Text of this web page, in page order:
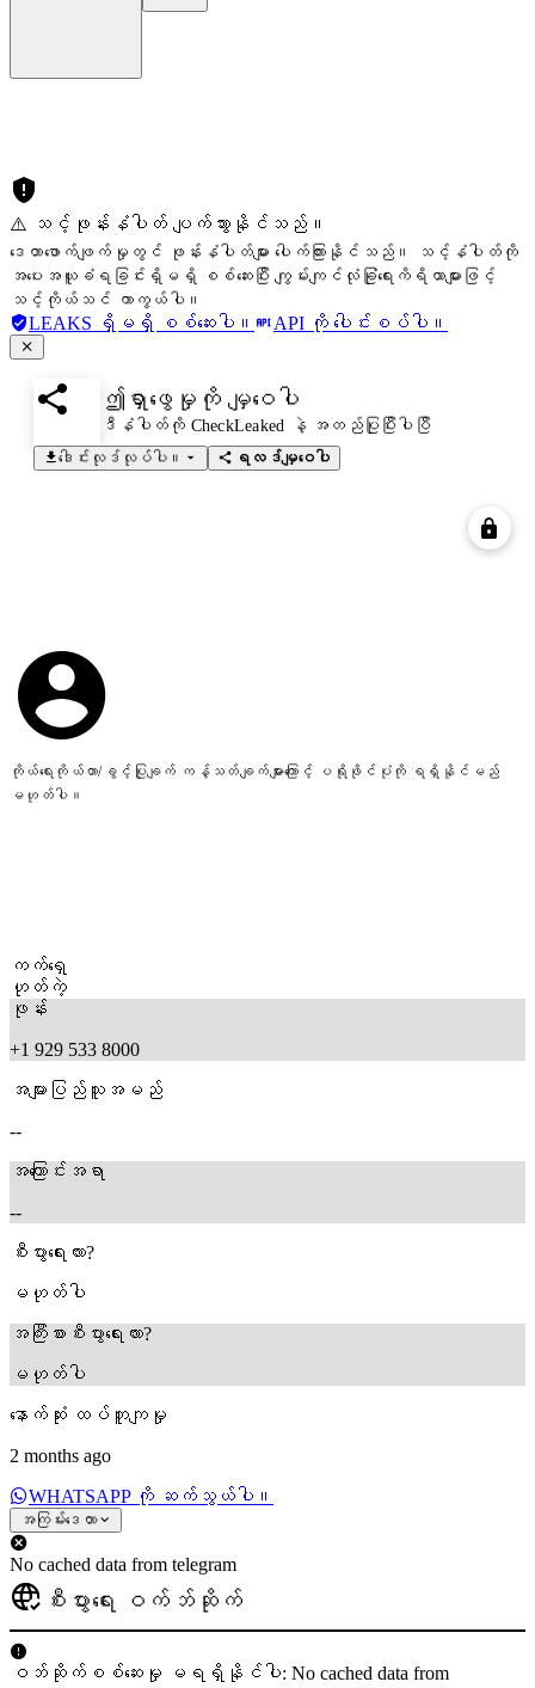
⚠️ သင့်ဖုန်းနံပါတ် ပျက်သွားနိုင်သည်။
ဒေတာဖောက်ဖျက်မှုတွင် ဖုန်းနံပါတ်များ ပေါက်ကြားနိုင်သည်။ သင့်နံပါတ်ကို
အပေးအယူခံရခြင်းရှိမရှိ စစ်ဆေးပြီး ကျွမ်းကျင်လုံခြုံရေးကိရိယာများဖြင့်
သင့်ကိုယ်သင် ကာကွယ်ပါ။
LEAKS ရှိမရှိ စစ်ဆေးပါ။ API ကို ပေါင်းစပ်ပါ။
ဤရှာဖွေမှုကို မျှဝေပါ
ဒီနံပါတ်ကို CheckLeaked နဲ့ အတည်ပြုပြီးပါပြီ
ဒေါင်းလုဒ်လုပ်ပါ။
ရလဒ်မျှဝေပါ
ကိုယ်ရေးကိုယ်တာ/ခွင့်ပြုချက် ကန့်သတ်ချက်များကြောင့် ပရိုဖိုင်ပုံကို ရရှိနိုင်မည်
မဟုတ်ပါ။
ကက်ရှေ
ဟုတ်ကဲ့
ဖုန်း
+1 929 533 8000
အများပြည်သူအမည်
--
အကြောင်းအရာ
--
စီးပွားရေးလား?
မဟုတ်ပါ
အကြီးစားစီးပွားရေးလား?
မဟုတ်ပါ
နောက်ဆုံး ထပ်တူကျမှု
2 months ago
WHATSAPP ကို ဆက်သွယ်ပါ။
အကြမ်းဒေတာ
No cached data from telegram
စီးပွားရေး ဝက်ဘ်ဆိုက်
ဝဘ်ဆိုက်စစ်ဆေးမှု မရရှိနိုင်ပါ: No cached data from